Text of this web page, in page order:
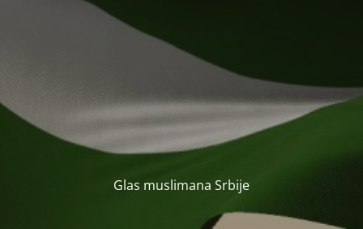
Glas muslimana Srbije